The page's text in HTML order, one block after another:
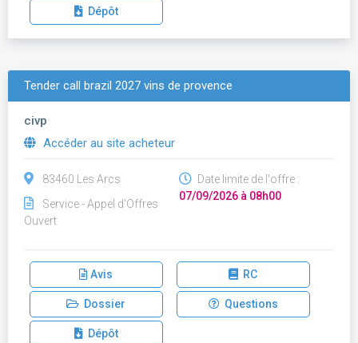
Dépôt
Tender call brazil 2027 vins de provence
civp
Accéder au site acheteur
83460 Les Arcs
Service - Appel d'Offres
Ouvert
Date limite de l'offre :
07/09/2026 à 08h00
Avis RC
Dossier Questions
Dépôt